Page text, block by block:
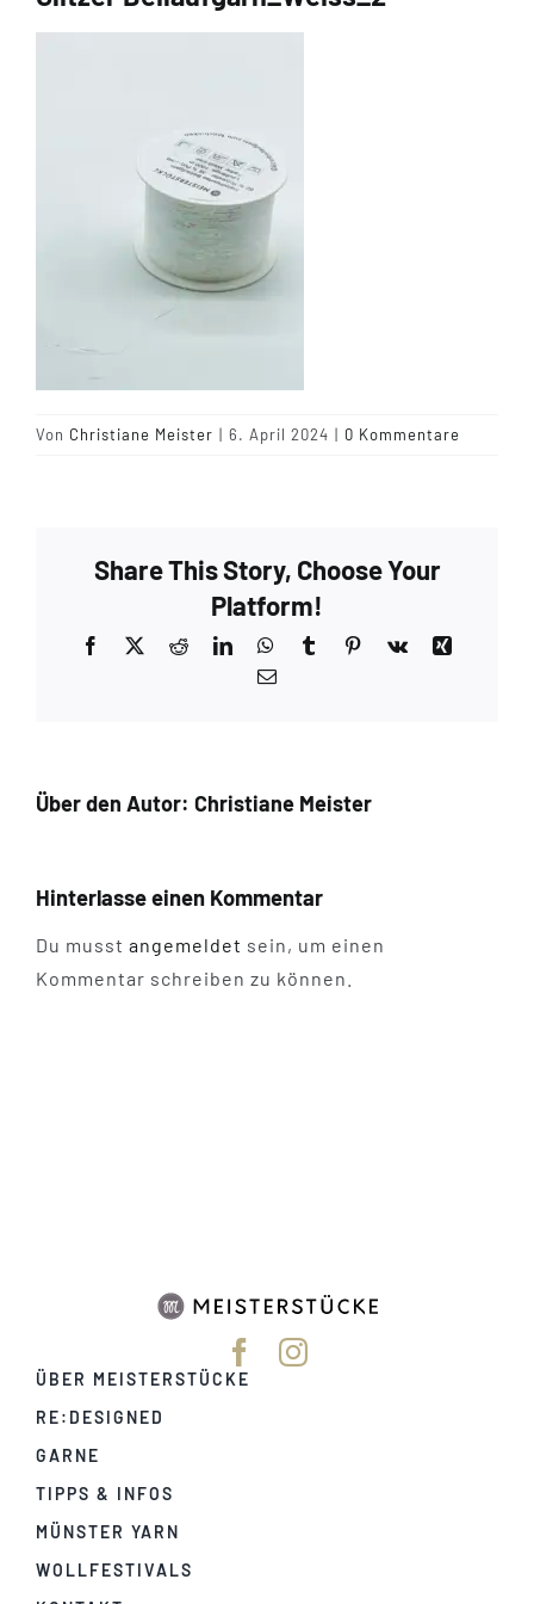
Von Christiane Meister | 6. April 2024 | 0 Kommentare
Share This Story, Choose Your
Platform!
Facebook Reddit LinkedInWhatsApp
TumblrPinterest
Vk
E-
Über den Autor: Christiane Meister
Hinterlasse einen Kommentar
Du musst angemeldet sein, um einen
Kommentar schreiben zu können.
ÜBER MEISTERSTÜCKE
RE:DESIGNED
GARNE
TIPPS & INFOS
MÜNSTER YARN
WOLLFESTIVALS